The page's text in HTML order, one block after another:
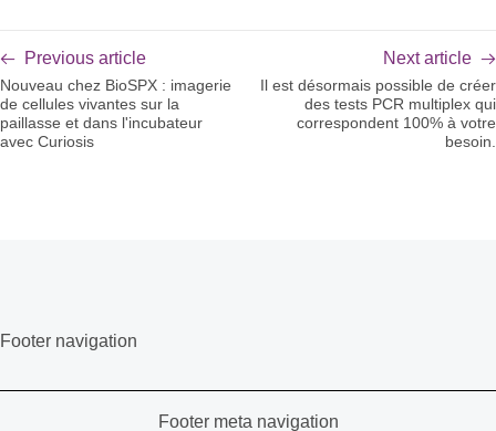
Previous article
Nouveau chez BioSPX : imagerie
de cellules vivantes sur la
paillasse et dans l'incubateur
avec Curiosis
Next article
Il est désormais possible de créer
des tests PCR multiplex qui
correspondent 100% à votre
besoin.
Footer navigation
Footer meta navigation